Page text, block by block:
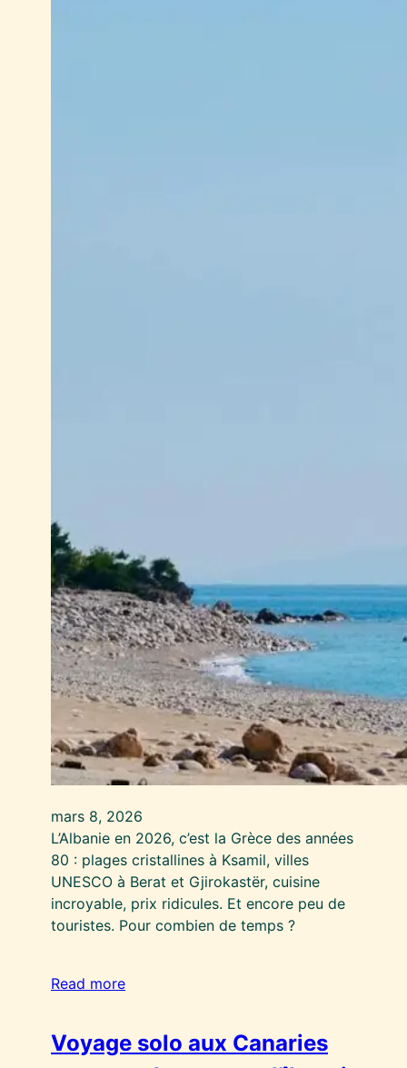
mars 8, 2026
L’Albanie en 2026, c’est la Grèce des années
80 : plages cristallines à Ksamil, villes
UNESCO à Berat et Gjirokastër, cuisine
incroyable, prix ridicules. Et encore peu de
touristes. Pour combien de temps ?
Read more
Voyage solo aux Canaries